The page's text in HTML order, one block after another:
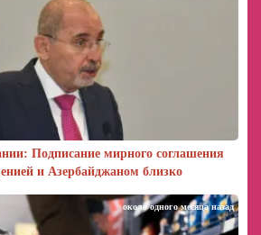
Подписание мирного соглашения
и Азербайджаном близко
около одного месяца назад